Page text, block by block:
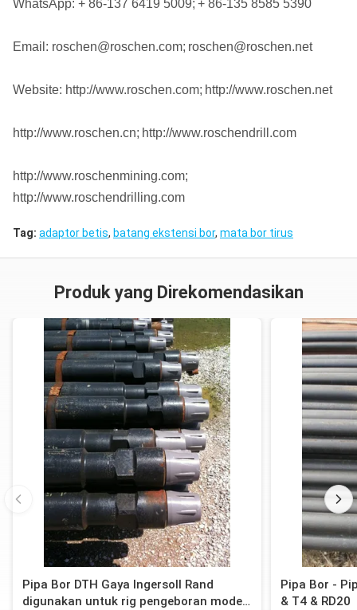
WhatsApp: + 86-137 6419 5009; + 86-135 8585 5390
Email: roschen@roschen.com; roschen@roschen.net
Website: http://www.roschen.com; http://www.roschen.net
http://www.roschen.cn; http://www.roschendrill.com
http://www.roschenmining.com;
http://www.roschendrilling.com
Tag: adaptor betis, batang ekstensi bor, mata bor tirus
Produk yang Direkomendasikan
Pipa Bor DTH Gaya Ingersoll Rand
digunakan untuk rig pengeboran model
Pipa Bor -
& T4 & RD20